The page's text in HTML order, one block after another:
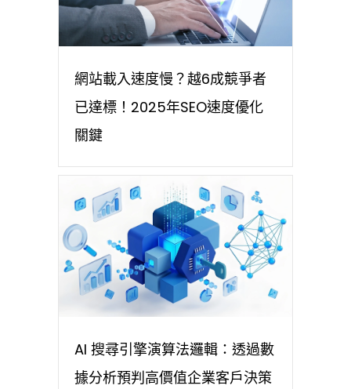
網站載入速度慢？越6成競爭者
已達標！2025年SEO速度優化
關鍵
AI 搜尋引擎演算法邏輯：透過數
據分析預判高價值企業客戶決策